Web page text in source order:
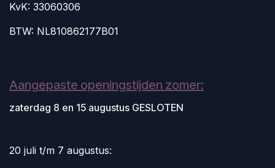
KvK: 33060306
BTW: NL810862177B01
Aangepaste openingstijden zomer:
zaterdag 8 en 15 augustus GESLOTEN
20 juli t/m 7 augustus: